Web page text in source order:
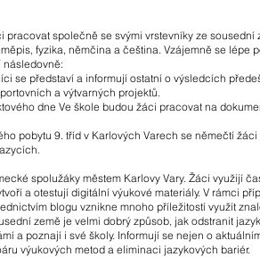
pracovat společně se svými vrstevníky ze
fyzika, němčina a čeština. Vzájemně se
následovně:
se představí a informují ostatní o výsledcích
a výtvarných projektů.
dne Ve škole budou žáci pracovat na
pobytu 9. tříd v Karlových Varech se němečtí
spolužáky městem Karlovy Vary. Žáci využijí
a otestují digitální výukové materiály. V rámci
blogu vznikne mnoho příležitostí využít
země je velmi dobrý způsob, jak odstranit
a poznají i své školy. Informují se nejen o
výukových metod a eliminaci jazykových bariér.